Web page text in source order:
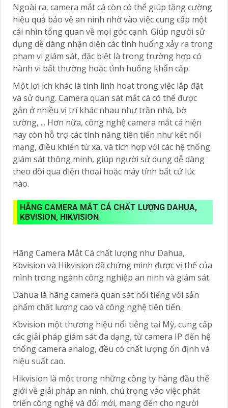
Ngoài ra, camera mắt cá còn có thể giúp tăng cường
hiệu quả bảo vệ an ninh nhờ vào việc cung cấp một
cái nhìn tổng quan về mọi góc cạnh. Giúp người sử
dụng dễ dàng nhận diện các tình huống xảy ra trong
phạm vi giám sát, đặc biệt là trong trường hợp có
hành vi bất thường hoặc tình huống khẩn cấp.
Một lợi ích khác là tính linh hoạt trong việc lắp đặt
và sử dụng. Camera quan sát mắt cá có thể được
gắn ở nhiều vị trí khác nhau như trần nhà, bờ
tường, ... Hơn nữa, công nghệ camera mắt cá hiện
nay còn hỗ trợ các tính năng tiên tiến như kết nối
mạng, điều khiển từ xa, và tích hợp với các hệ thống
giám sát thông minh, giúp người sử dụng dễ dàng
theo dõi qua điện thoại hoặc máy tính bất cứ lúc
nào.
HÃNG CAMERA MẮT CÁ CHẤT LƯỢNG DAHUA,
KBVISION, HIKVISION
Hãng Camera Mắt Cá chất lượng như Dahua,
Kbvision và Hikvision đã chứng minh được vị thế của
mình trong ngành công nghiệp an ninh và giám sát.
Dahua là hãng camera quan sát nổi tiếng với sản
phẩm chất lượng cao và công nghệ tiên tiến.
Kbvision một thương hiệu nổi tiếng tại Mỹ, cung cấp
các giải pháp giám sát đa dạng, từ camera IP đến hệ
thống camera analog, đều có chất lượng ổn định và
hiệu suất cao.
Hikvision là một trong những công ty hàng đầu thế
giới về giải pháp an ninh, chú trọng vào việc phát
triển công nghệ và đổi mới, mang đến cho người